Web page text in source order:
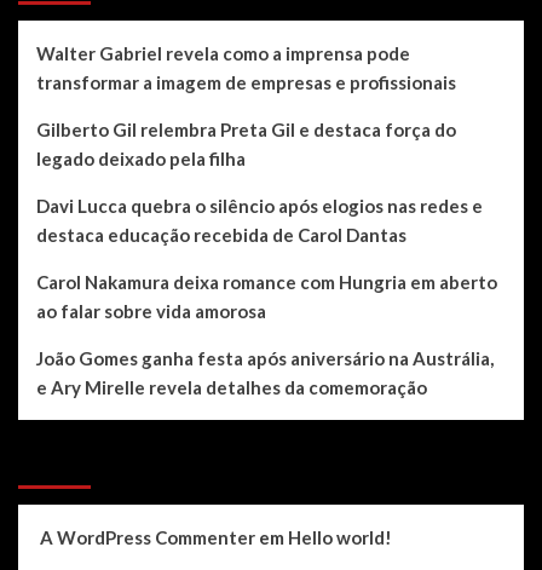
Walter Gabriel revela como a imprensa pode
transformar a imagem de empresas e profissionais
Gilberto Gil relembra Preta Gil e destaca força do
legado deixado pela filha
Davi Lucca quebra o silêncio após elogios nas redes e
destaca educação recebida de Carol Dantas
Carol Nakamura deixa romance com Hungria em aberto
ao falar sobre vida amorosa
João Gomes ganha festa após aniversário na Austrália,
e Ary Mirelle revela detalhes da comemoração
A WordPress Commenter em Hello world!